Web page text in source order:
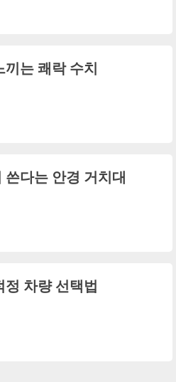
끼는 쾌락 수치
쓴다는 안경 거치대
정 차량 선택법